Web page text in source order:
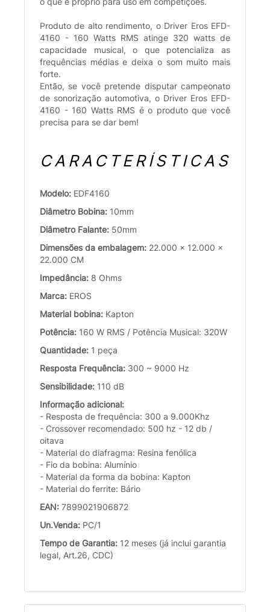
Produto de alto rendimento, o Driver Eros EFD-
4160 - 160 Watts RMS atinge 320 watts de
capacidade musical, o que potencializa as
frequências médias e deixa o som muito mais
forte.
Então, se você pretende disputar campeonato
de sonorização automotiva, o Driver Eros EFD-
4160 - 160 Watts RMS é o produto que você
precisa para se dar bem!
CARACTERÍSTICAS
Modelo: EDF4160
Diâmetro Bobina: 10mm
Diâmetro Falante: 50mm
Dimensões da embalagem: 22.000 x 12.000 x
22.000 CM
Impedância: 8 Ohms
Marca: EROS
Material bobina: Kapton
Potência: 160 W RMS / Potência Musical: 320W
Quantidade: 1 peça
Resposta Frequência: 300 ~ 9000 Hz
Sensibilidade: 110 dB
Informação adicional:
- Resposta de frequência: 300 a 9.000Khz
- Crossover recomendado: 500 hz - 12 db /
oitava
- Material do diafragma: Resina fenólica
- Fio da bobina: Alumínio
- Material da forma da bobina: Kapton
- Material do ferrite: Bário
EAN: 7899021906872
Un.Venda: PC/1
Tempo de Garantia: 12 meses (já inclui garantia
legal, Art.26, CDC)